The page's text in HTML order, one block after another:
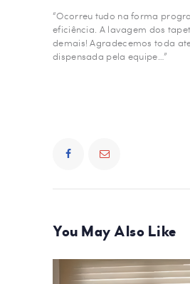
“Ocorreu tudo na forma
eficiência. A lavagem dos
demais! Agradecemos toda
dispensada pela equipe…”
You May Also Like